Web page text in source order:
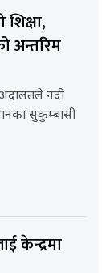
अन्तरिम
अदालतले नदी
सुकुम्बासी
केन्द्रमा